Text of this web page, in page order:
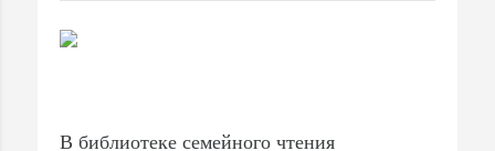
В библиотеке семейного чтения